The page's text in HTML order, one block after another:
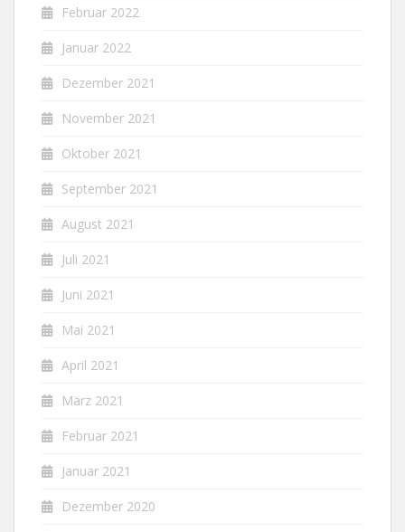
Februar 2022
Januar 2022
Dezember 2021
November 2021
Oktober 2021
September 2021
August 2021
Juli 2021
Juni 2021
Mai 2021
April 2021
März 2021
Februar 2021
Januar 2021
Dezember 2020